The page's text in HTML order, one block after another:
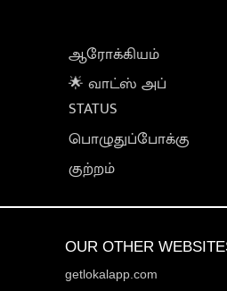
ஆரோக்கியம்
🌟 வாட்ஸ் அப்
STATUS
பொழுதுப்போக்கு
குற்றம்
OUR OTHER
getlokalapp.com